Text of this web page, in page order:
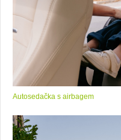
Autosedačka s airbagem